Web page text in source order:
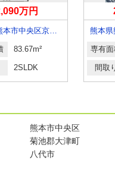
万円
熊本県熊本市中央区京町１丁目
83.67m²
2SLDK
専有
間取
熊本市中央区
菊池郡大津町
八代市